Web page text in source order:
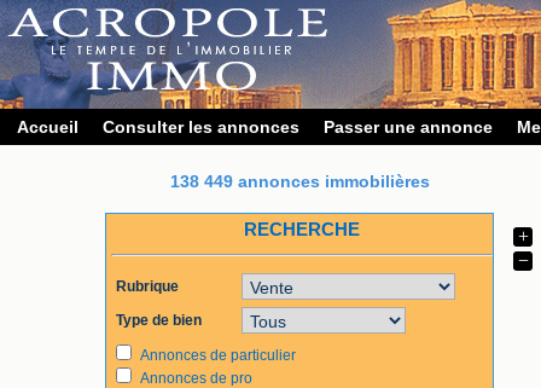
Accueil Consulter les annonces Passer une annonce
138 449 annonces immobilières
RECHERCHE
Rubrique
Type de bien
Annonces de particulier
Annonces de pro
+
−